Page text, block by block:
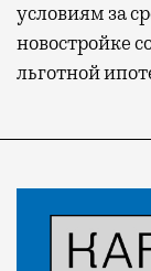
условиям за
новостройке
льготной